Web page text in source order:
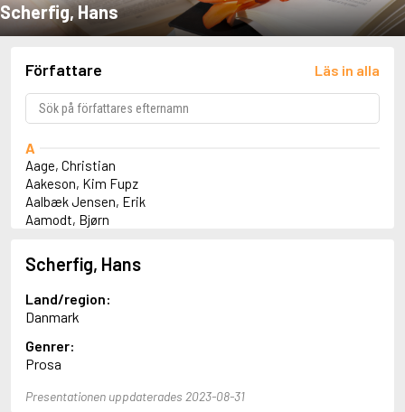
Scherfig, Hans
Författare Läs in alla
A
Aage, Christian
Aakeson, Kim Fupz
Aalbæk Jensen, Erik
Aamodt, Bjørn
Abbey, Kieran
Abbot, Anthony
Abbott, John
Abbott, Megan
Abdel-Fattah, Randa
Abdolah, Kader
Abé, Kobo
Abele, Inga
Scherfig, Hans
Land/region:
Danmark
Genrer:
Prosa
Presentationen uppdaterades 2023-08-31